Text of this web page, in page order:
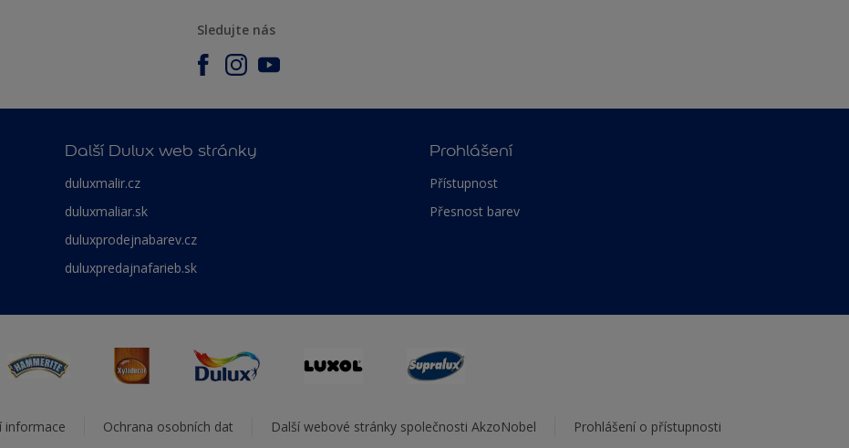
Sledujte nás
Další Dulux web stránky
duluxmalir.cz
duluxmaliar.sk
duluxprodejnabarev.cz
duluxpredajnafarieb.sk
Prohlášení
Přístupnost
Přesnost barev
informace Ochrana osobních dat Další webové stránky společnosti AkzoNobel Prohlášení o přístupnosti